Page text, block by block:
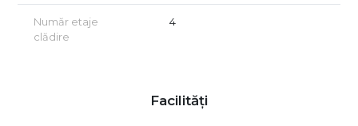
Număr etaje
clădire
4
Facilități